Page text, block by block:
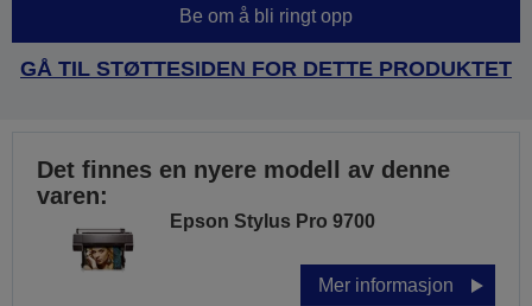
Be om å bli ringt opp
GÅ TIL STØTTESIDEN FOR DETTE PRODUKTET
Det finnes en nyere modell av denne
varen:
Epson Stylus Pro 9700
Mer informasjon